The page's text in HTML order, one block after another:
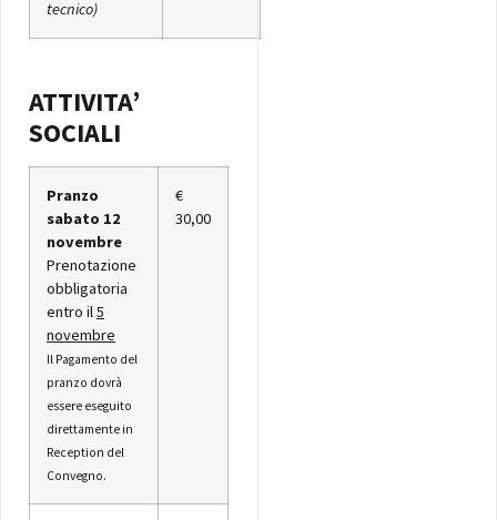
tecnico)
ATTIVITA’
SOCIALI
Pranzo
sabato 12
novembre
Prenotazione
obbligatoria
entro il5
novembre
Il Pagamento del
pranzo dovrà
essere eseguito
direttamente in
Reception del
Convegno.
€
30,00